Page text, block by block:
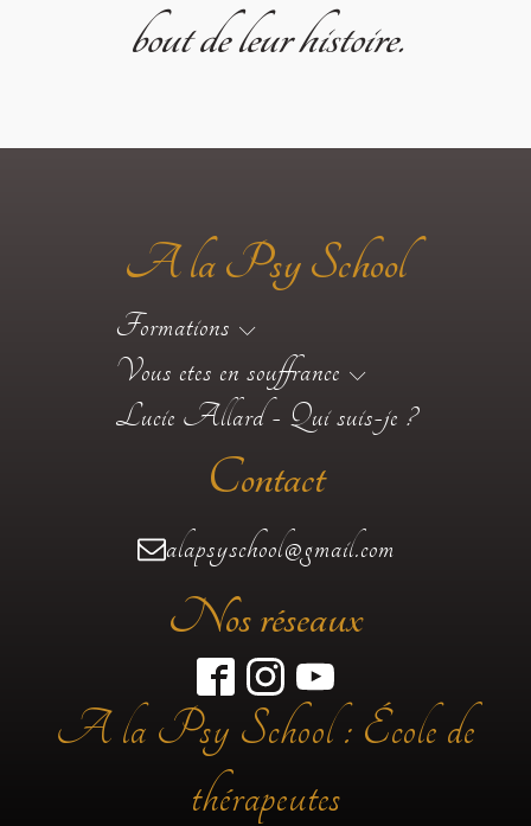
bout de leur histoire.
A la Psy School
Formations
Vous etes en souffrance
Lucie Allard - Qui suis-je ?
Contact
alapsyschool@gmail.com
Nos réseaux
A la Psy School : École de
thérapeutes